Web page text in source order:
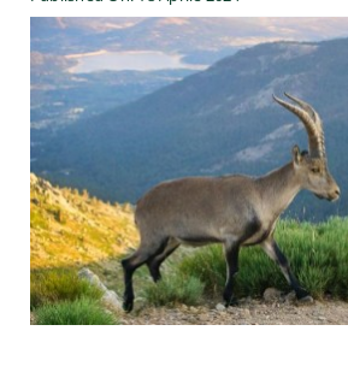
Esperienze
#We Fish
Blog
Preventivo online